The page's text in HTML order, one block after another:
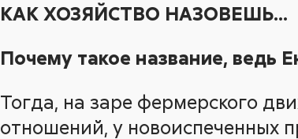
КАК ХОЗЯЙСТВО НАЗОВЕШЬ…
Почему такое название, ведь
Тогда, на заре фермерского
отношений, у новоиспеченных